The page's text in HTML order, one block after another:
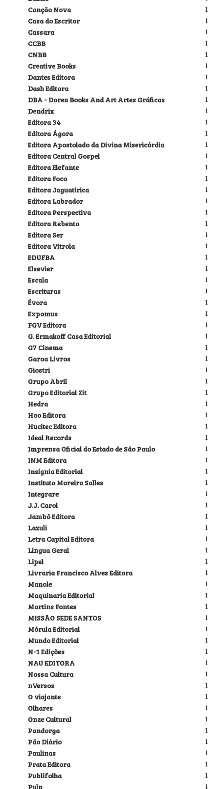
1
Canção Nova
1
Casa do Escritor
1
Cassara
1
CCBB
1
CNBB
1
Creative Books
1
Dantes Editora
1
Dash Editora
1
DBA - Dorea Books And Art Artes Gráficas
1
Dendrix
1
Editora 34
1
Editora Ágora
1
Editora Apostolado da Divina Misericórdia
1
Editora Central Gospel
1
Editora Elefante
1
Editora Foco
1
Editora Jaguatirica
1
Editora Labrador
1
Editora Perspectiva
1
Editora Rebento
1
Editora Ser
1
Editora Vitrola
1
EDUFBA
1
Elsevier
1
Escala
1
Escrituras
1
Évora
1
Expomus
1
FGV Editora
1
G. Ermakoff Casa Editorial
1
G7 Cinema
1
Garoa Livros
1
Giostri
1
Grupo Abril
1
Grupo Editorial Zit
1
Hedra
1
Hoo Editora
1
Hucitec Editora
1
Ideal Records
1
Imprensa Oficial do Estado de São Paulo
1
INM Editora
1
Insígnia Editorial
1
Instituto Moreira Salles
1
Integrare
1
J.J. Carol
1
Jambô Editora
1
Lazuli
1
Letra Capital Editora
1
Língua Geral
1
Lipel
1
Livraria Francisco Alves Editora
1
Manole
1
Maquinaria Editorial
1
Martins Fontes
1
MISSÃO SEDE SANTOS
1
Mórula Editorial
1
Mundo Editorial
1
N-1 Edições
1
NAU EDITORA
1
Nossa Cultura
1
nVersos
1
O viajante
1
Olhares
1
Onze Cultural
1
Pandorga
1
Pão Diário
1
Paulinas
1
Prata Editora
1
Publifolha
1
Pulp